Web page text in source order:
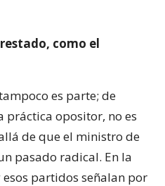
como el
es parte; de
práctica opositor, no es
de que el ministro de
pasado radical. En la
partidos señalan por